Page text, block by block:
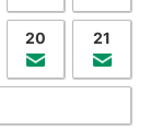
20 21